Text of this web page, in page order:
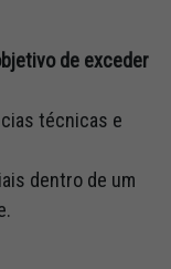
de exceder
técnicas e
dentro de um